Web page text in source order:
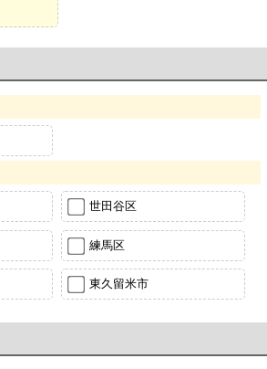
世田谷区
練馬区
東久留米市